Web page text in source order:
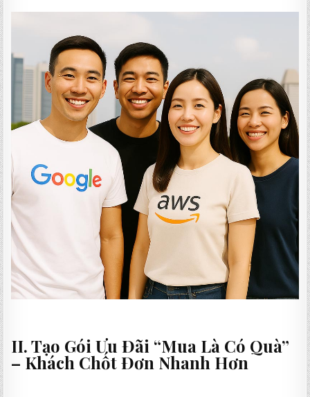
II. Tạo Gói Ưu Đãi “Mua Là Có Quà”
– Khách Chốt Đơn Nhanh Hơn